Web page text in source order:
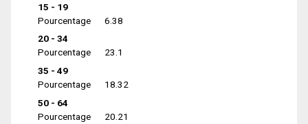
15 - 19
Pourcentage
6.38
20 - 34
Pourcentage
23.1
35 - 49
Pourcentage
18.32
50 - 64
Pourcentage
20.21